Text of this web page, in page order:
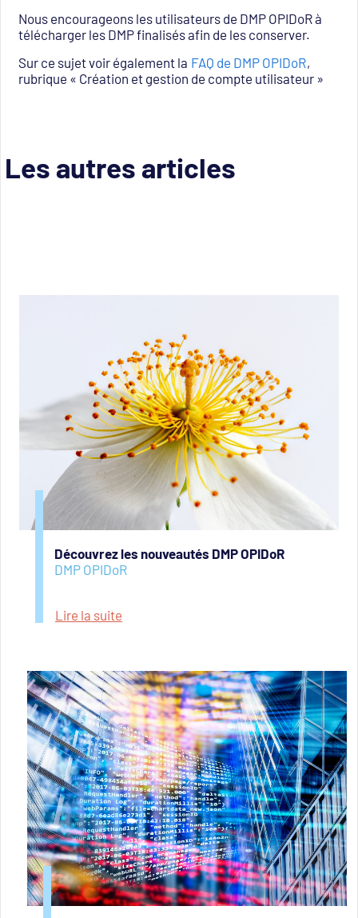
Nous encourageons les utilisateurs de DMP OPIDoR à
télécharger les DMP finalisés afin de les conserver.
Sur ce sujet voir également la FAQ de DMP OPIDoR,
rubrique « Création et gestion de compte utilisateur »
Les autres articles
Découvrez les nouveautés DMP OPIDoR
DMP OPIDoR
Lire la suite